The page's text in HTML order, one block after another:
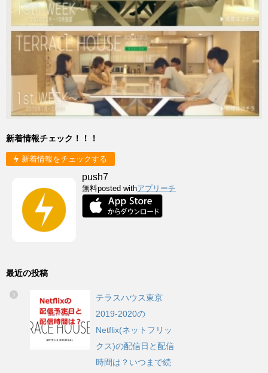
新着情報チェック！！！
新着情報をチェックする
push7
無料posted withアプリーチ
最近の投稿
テラスハウス東京
2019-2020の
Netflix(ネットフリッ
クス)の配信日と配信
時間は？いつまで続